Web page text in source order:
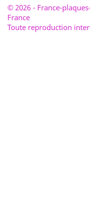
© 2026 - France-
France
Toute reproduction